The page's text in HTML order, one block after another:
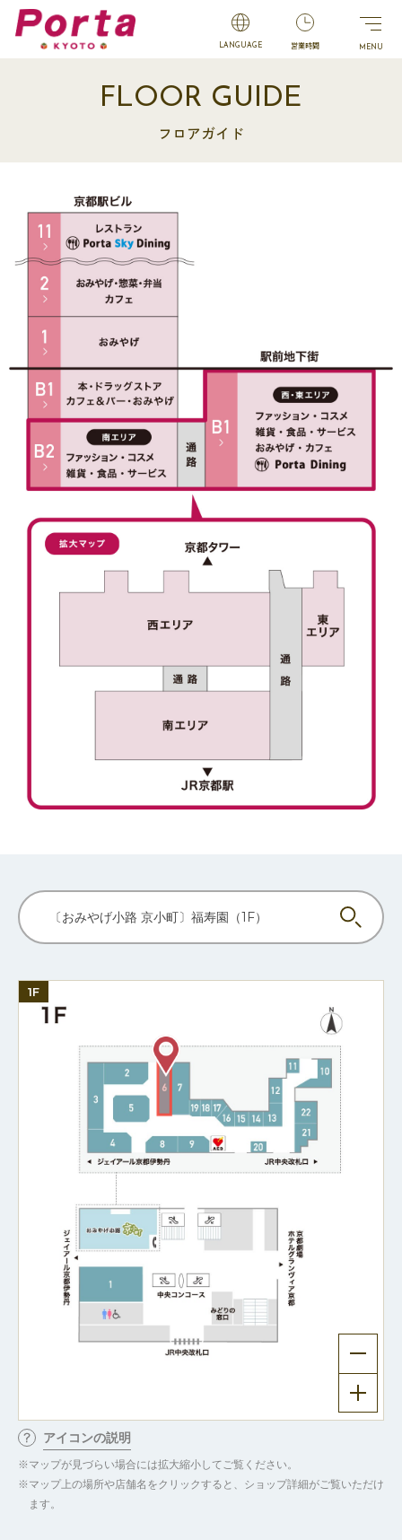
LANGUAGE 営業時間
FLOOR GUIDE
フロアガイド
〔おみやげ小路 京小町〕福寿園（1F）
1F
アイコンの説明
マップが見づらい場合には拡大縮小してご覧ください。
マップ上の場所や店舗名をクリックすると、ショップ詳細がご覧いただけ
ます。